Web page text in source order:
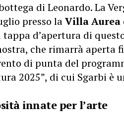
di Leonardo. La
presso laVilla Aurea
tappa d’apertura di
che rimarrà aperta
di punta del
2025”, di cui Sgarbi è
innate per l’arte